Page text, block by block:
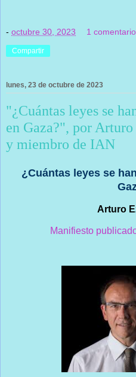
- octubre 30, 2023 1
Compartir
lunes, 23 de octubre de 2023
"¿Cuántas leyes se
en Gaza?", por
y miembro de IAN
¿Cuántas leyes se
Arturo
Manifiesto